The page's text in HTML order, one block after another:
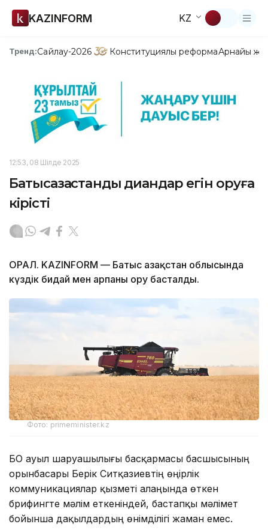
KAZINFORM KZ
Тренд:Сайлау-2026 Конституциялық реформаАрнайы
12:53, 08 Шілде 2025
Батысқазақстандық диқандар егін оруға
кірісті
ОРАЛ. KAZINFORM — Батыс Қазақстан облысында
күздік бидай мен арпаны ору басталды.
Фото: primeminister.kz
БҚО ауыл шаруашылығы басқармасы басшысының
орынбасары Берік Ситқазиевтің өңірлік
коммуникациялар қызметі алаңында өткен
брифингте мәлім еткеніндей, бастапқы мәлімет
бойынша дақылдардың өнімділігі жаман емес.